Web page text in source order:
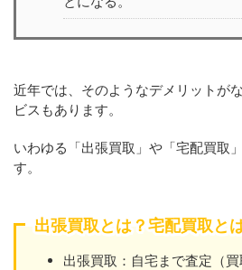
近年では、そのようなデメリットが
ビスもあります。
いわゆる「出張買取」や「宅配買取
す。
出張買取とは？宅配買取と
出張買取：自宅まで査定（